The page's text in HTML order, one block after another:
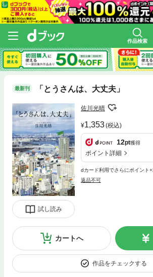
作品検索
最新刊 「とうさんは、大丈夫」
試し読み
佐川光晴
1,353(税込)
12pt獲得
ポイント詳細
dカード利用でさらにポイント
返品不可
カートへ
作品をチェックする